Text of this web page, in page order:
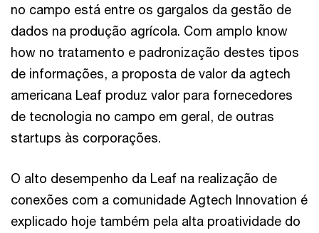
no campo está entre os gargalos da gestão de
dados na produção agrícola. Com amplo know
how no tratamento e padronização destes tipos
de informações, a proposta de valor da agtech
americana Leaf produz valor para fornecedores
de tecnologia no campo em geral, de outras
startups às corporações.
O alto desempenho da Leaf na realização de
conexões com a comunidade Agtech Innovation é
explicado hoje também pela alta proatividade do